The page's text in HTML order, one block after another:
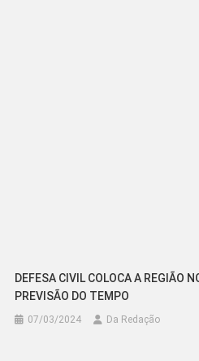
DEFESA CIVIL COLOCA A REGIÃO
PREVISÃO DO TEMPO
07/03/2024 Da Redação